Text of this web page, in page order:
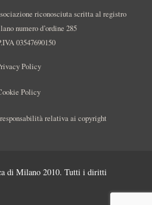
riconosciuta scritta al registro
numero d’ordine 285
03547690150
Policy
Policy
relativa ai copyright
di Milano 2010. Tutti i diritti